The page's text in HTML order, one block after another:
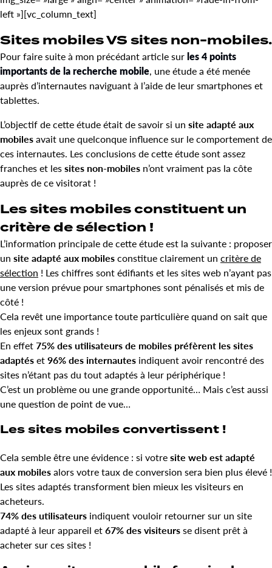
left »][vc_column_text]
Sites mobiles VS sites non-mobiles.
Pour faire suite à mon précédant article surles 4 points
importants de la recherche mobile, une étude a été menée
auprès d’internautes naviguant à l’aide de leur smartphones et
tablettes.
L’objectif de cette étude était de savoir si un site adapté aux
mobilesavait une quelconque influence sur le comportement de
ces internautes. Les conclusions de cette étude sont assez
franches et lessites non-mobiles n’ont vraiment pas la côte
auprès de ce visitorat !
Les sites mobiles constituent un
critère de sélection !
L’information principale de cette étude est la suivante : proposer
un site adapté aux mobilesconstitue clairement un critère de
sélection ! Les chiffres sont édifiants et les sites web n’ayant pas
une version prévue pour smartphones sont pénalisés et mis de
côté !
Cela revêt une importance toute particulière quand on sait que
les enjeux sont grands !
En effet75% des utilisateurs de mobiles préfèrent les sites
adaptéset96% des internautes indiquent avoir rencontré des
sites n’étant pas du tout adaptés à leur périphérique !
C’est un problème ou une grande opportunité… Mais c’est aussi
une question de point de vue…
Les sites mobiles convertissent !
Cela semble être une évidence : si votresite web est adapté
aux mobilesalors votre taux de conversion sera bien plus élevé !
Les sites adaptés transforment bien mieux les visiteurs en
acheteurs.
74% des utilisateurs indiquent vouloir retourner sur un site
adapté à leur appareil et67% des visiteursse disent prêt à
acheter sur ces sites !